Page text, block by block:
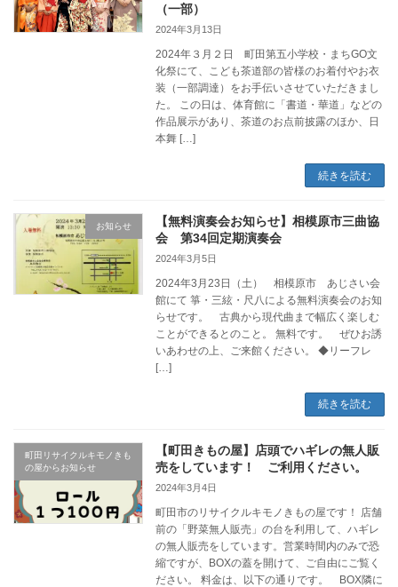
（一部）
2024年3月13日
2024年３月２日 町田第五小学校・まちGO文
化祭にて、こども茶道部の皆様のお着付やお衣
装（一部調達）をお手伝いさせていただきまし
た。 この日は、体育館に「書道・華道」などの
作品展示があり、茶道のお点前披露のほか、日
本舞 […]
続きを読む
お知らせ
【無料演奏会お知らせ】相模原市三曲協
会 第34回定期演奏会
2024年3月5日
2024年3月23日（土） 相模原市 あじさい会
館にて 箏・三絃・尺八による無料演奏会のお知
らせです。 古典から現代曲まで幅広く楽しむ
ことができるとのこと。 無料です。 ぜひお誘
いあわせの上、ご来館ください。 ◆リーフレ
[…]
続きを読む
町田リサイクルキモノきも
の屋からお知らせ
【町田きもの屋】店頭でハギレの無人販
売をしています！ ご利用ください。
2024年3月4日
町田市のリサイクルキモノきもの屋です！ 店舗
前の「野菜無人販売」の台を利用して、ハギレ
の無人販売をしています。営業時間内のみで恐
縮ですが、BOXの蓋を開けて、ご自由にご覧く
ださい。 料金は、以下の通りです。 BOX隣に